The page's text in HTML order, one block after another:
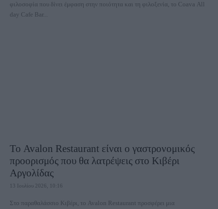
φιλοσοφία που δίνει έμφαση στην ποιότητα και τη φιλοξενία, το Coava All
day Cafe Bar...
Το Avalon Restaurant είναι ο γαστρονομικός
προορισμός που θα λατρέψεις στο Κιβέρι
Αργολίδας
13 Ιουλίου 2026, 10:16
Στο παραθαλάσσιο Κιβέρι, το Avalon Restaurant προσφέρει μια